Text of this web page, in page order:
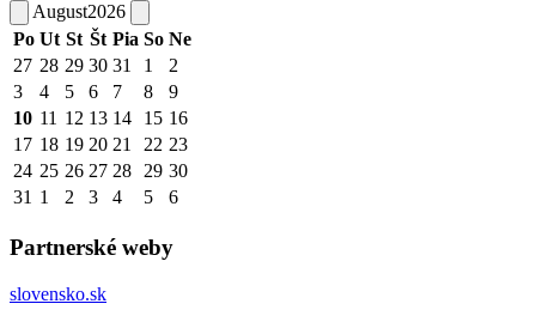
August2026
Po Ut St Št Pia So Ne
27 28 29 30 31 1
2
3
4 5 6 7 8
9
10 11 12 13 14 15 16
17 18 19 20 21 22 23
24 25 26 27 28 29 30
31 1 2 3 4 5 6
Partnerské weby
slovensko.sk